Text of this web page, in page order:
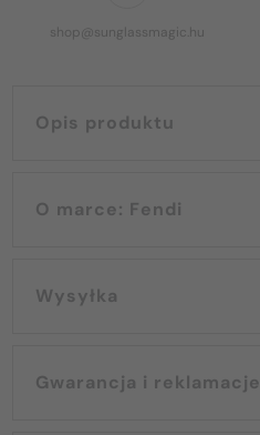
shop@sunglassmagic.hu
Opis produktu
O marce: Fendi
Wysyłka
Gwarancja i reklamacje